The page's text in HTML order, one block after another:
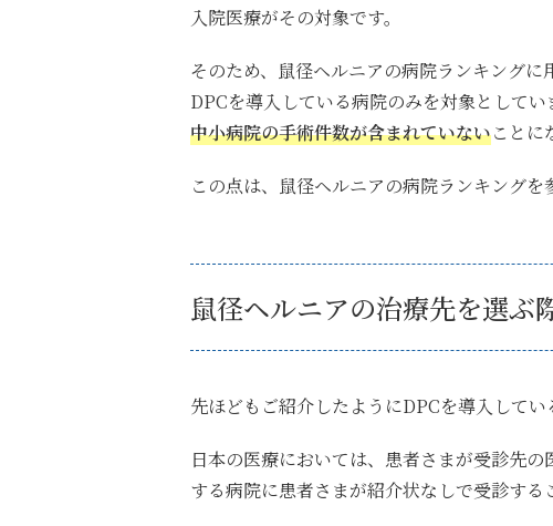
入院医療がその対象です。
そのため、 鼠径ヘルニアの病院ランキングに
DPCを導入している病院のみを対象としてい
中小病院の手術件数が含まれていないことに
この点は、鼠径ヘルニアの病院ランキングを
鼠径ヘルニアの治療先を選ぶ
先ほどもご紹介したようにDPCを導入して
日本の医療においては、患者さまが受診先
する病院に患者さまが紹介状なしで受診する